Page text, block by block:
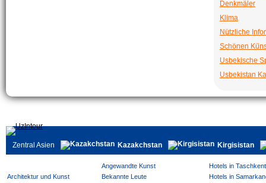
Denkmäler
Klima
Nützliche
Schönen
Usbekische
Usbekistan
Zentral Asien Kazakchstan Kirgisistan
Angewandte Kunst
Architektur und Kunst
Bekannte Leute
Hotels in
Hotels in